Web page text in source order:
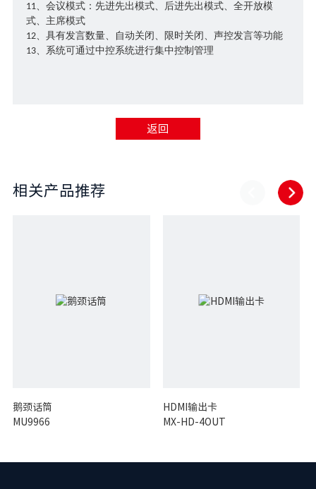
11、会议模式：先进先出模式、后进先出模式、全开放模
式、主席模式
12、具有发言数量、自动关闭、限时关闭、声控发言等功能
13、系统可通过中控系统进行集中控制管理
返回
相关产品推荐
鹅颈话筒
MU9966
HDMI输出卡
MX-HD-4OUT